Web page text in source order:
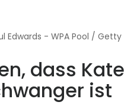
Edwards - WPA Pool / Getty
dass Kate
ist